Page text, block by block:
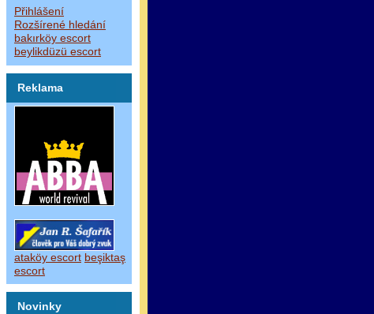
Přihlášení
Rozšírené hledání
bakırköy escort
beylikdüzü escort
Reklama
ataköy escort beşiktaş
escort
Novinky